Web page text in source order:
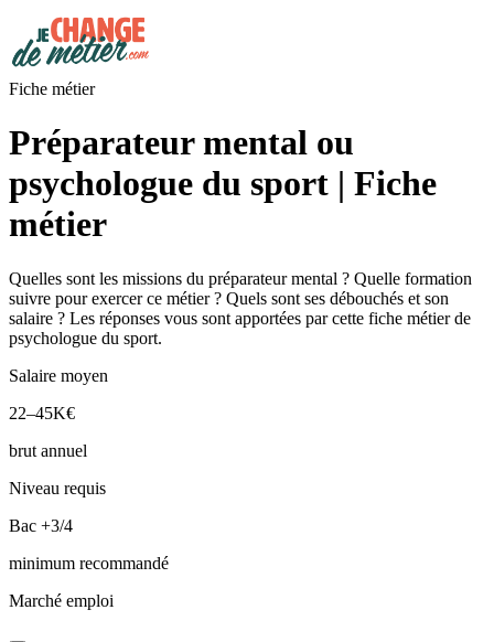
Fiche métier
Préparateur mental ou
psychologue du sport | Fiche
métier
Quelles sont les missions du préparateur mental ? Quelle formation
suivre pour exercer ce métier ? Quels sont ses débouchés et son
salaire ? Les réponses vous sont apportées par cette fiche métier de
psychologue du sport.
Salaire moyen
22–45K€
brut annuel
Niveau requis
Bac +3/4
minimum recommandé
Marché emploi